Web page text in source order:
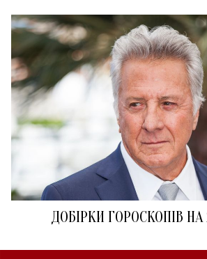
ДОБІРКИ ГОРОСКОПІВ НА